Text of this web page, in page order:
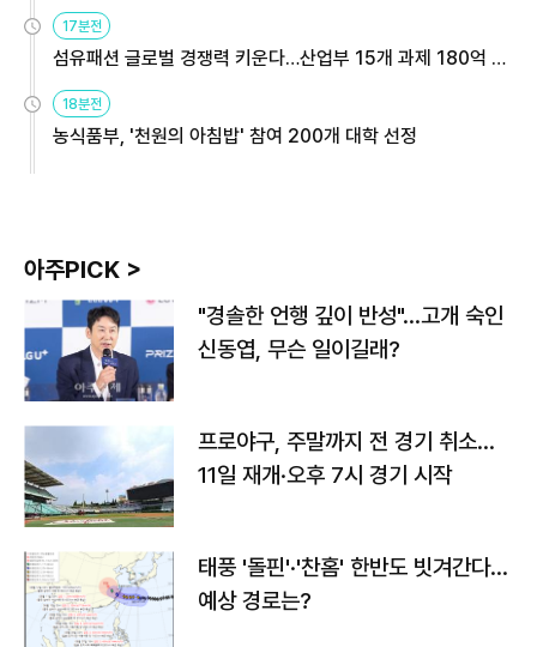
용해야
17분전
섬유패션 글로벌 경쟁력 키운다…산업부 15개 과제 180억 지
원
18분전
농식품부, '천원의 아침밥' 참여 200개 대학 선정
아주PICK >
"경솔한 언행 깊이 반성"…고개 숙인
신동엽, 무슨 일이길래?
프로야구, 주말까지 전 경기 취소…
11일 재개·오후 7시 경기 시작
태풍 '돌핀'·'찬홈' 한반도 빗겨간다…
예상 경로는?